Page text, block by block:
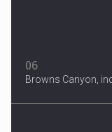
06
Browns Canyon,